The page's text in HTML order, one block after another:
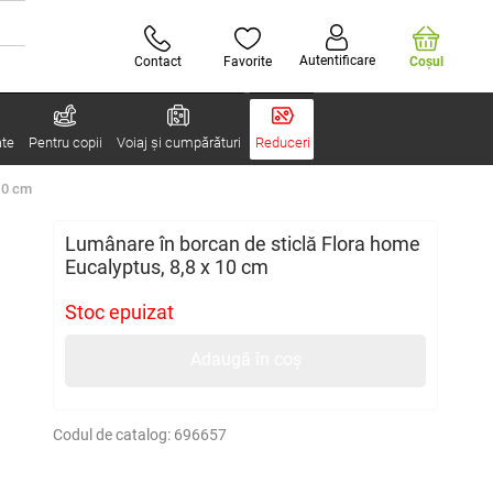
Contact Favorite Autentificare Coşul
Pentru copii Voiaj și cumpărături Reduceri
cm
Lumânare în borcan de sticlă Flora home
Eucalyptus, 8,8 x 10 cm
Stoc epuizat
Codul de catalog: 696657